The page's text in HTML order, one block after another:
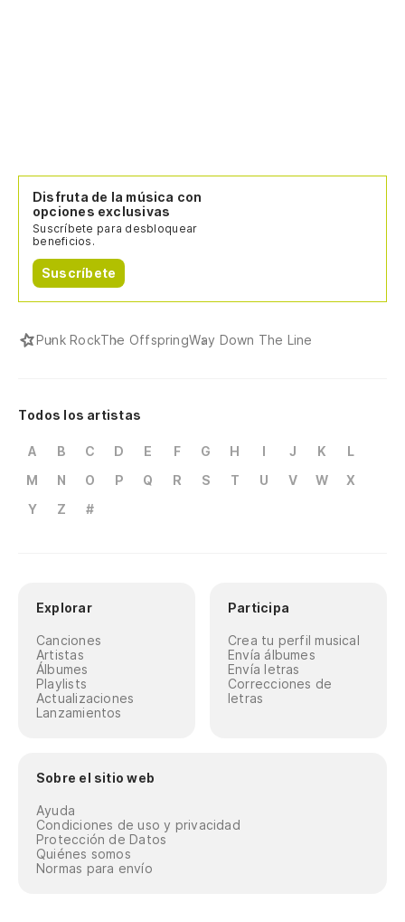
Disfruta de la música con
opciones exclusivas
Suscríbete para desbloquear
beneficios.
Suscríbete
Punk RockThe OffspringWay Down The Line
Todos los artistas
A B C D E F G H I J K
L
M
N O P Q R S T U V W
X
Y
Z #
Explorar
Canciones
Artistas
Álbumes
Playlists
Actualizaciones
Lanzamientos
Participa
Crea tu perfil musical
Envía álbumes
Envía letras
Correcciones de
letras
Sobre el sitio web
Ayuda
Condiciones de uso y privacidad
Protección de Datos
Quiénes somos
Normas para envío